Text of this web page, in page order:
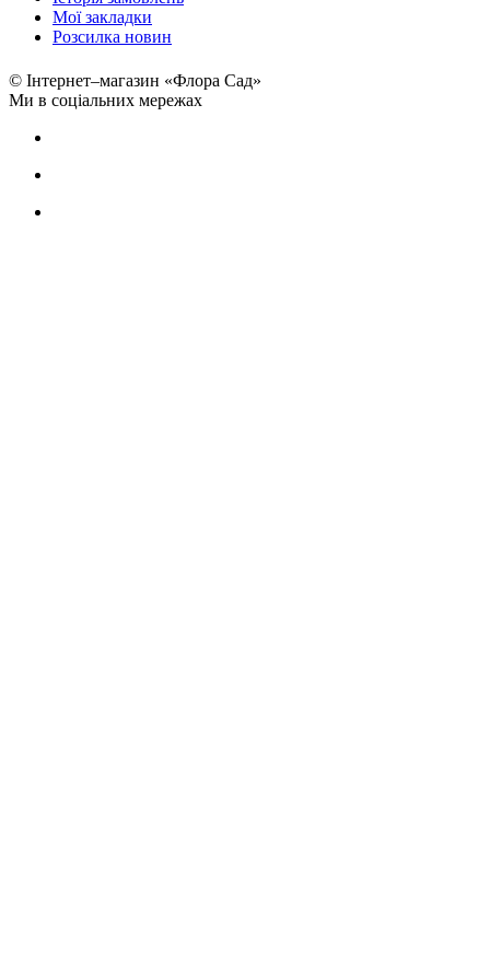
Мої закладки
Розсилка новин
© Інтернет–магазин «Флора Сад»
Ми в соціальних мережах